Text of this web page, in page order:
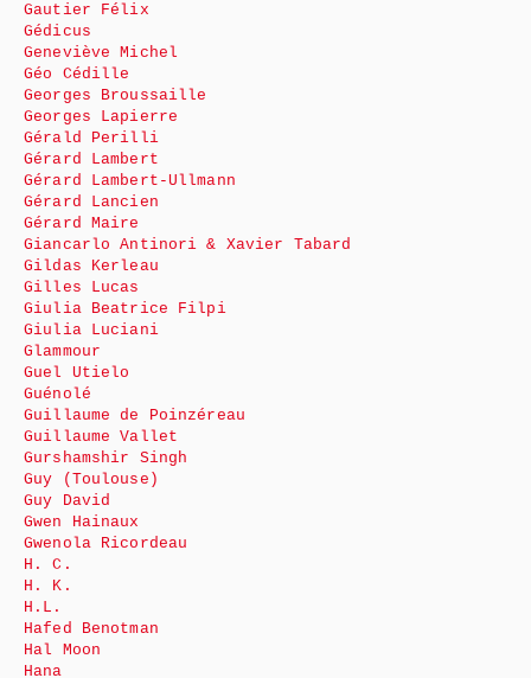
Gautier Félix
Gédicus
Geneviève Michel
Géo Cédille
Georges Broussaille
Georges Lapierre
Gérald Perilli
Gérard Lambert
Gérard Lambert-Ullmann
Gérard Lancien
Gérard Maire
Giancarlo Antinori & Xavier Tabard
Gildas Kerleau
Gilles Lucas
Giulia Beatrice Filpi
Giulia Luciani
Glammour
Guel Utielo
Guénolé
Guillaume de Poinzéreau
Guillaume Vallet
Gurshamshir Singh
Guy (Toulouse)
Guy David
Gwen Hainaux
Gwenola Ricordeau
H. C.
H. K.
H.L.
Hafed Benotman
Hal Moon
Hana